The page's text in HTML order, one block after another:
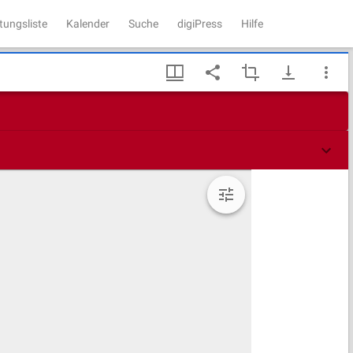
Kalender Suche digiPress Hilfe